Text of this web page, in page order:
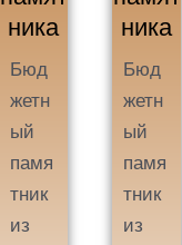
ника
Бюд
жетн
ый
памя
тник
из
ника
Бюд
жетн
ый
памя
тник
из